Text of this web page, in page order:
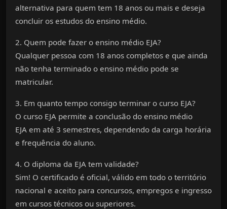
alternativa para quem tem 18 anos ou mais e deseja
concluir os estudos do ensino médio.
2. Quem pode fazer o ensino médio EJA?
Qualquer pessoa com 18 anos completos e que ainda
não tenha terminado o ensino médio pode se
matricular.
3. Em quanto tempo consigo terminar o curso EJA?
O curso EJA permite a conclusão do ensino médio
EJA em até 3 semestres, dependendo da carga horária
e frequência do aluno.
4. O diploma da EJA tem validade?
Sim! O certificado é oficial, válido em todo o território
nacional e aceito para concursos, empregos e ingresso
em cursos técnicos ou superiores.